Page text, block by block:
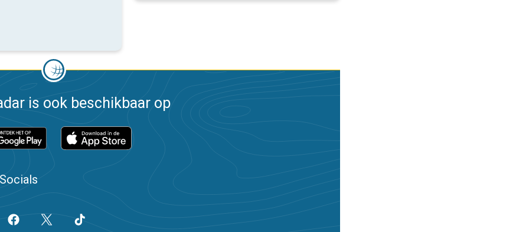
is ook beschikbaar op
Socials